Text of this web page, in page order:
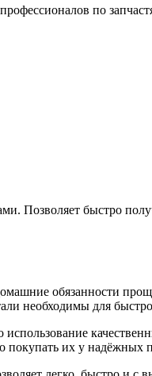
по
Позволяет быстро
обязанности
необходимы для
покупать их у надёжных